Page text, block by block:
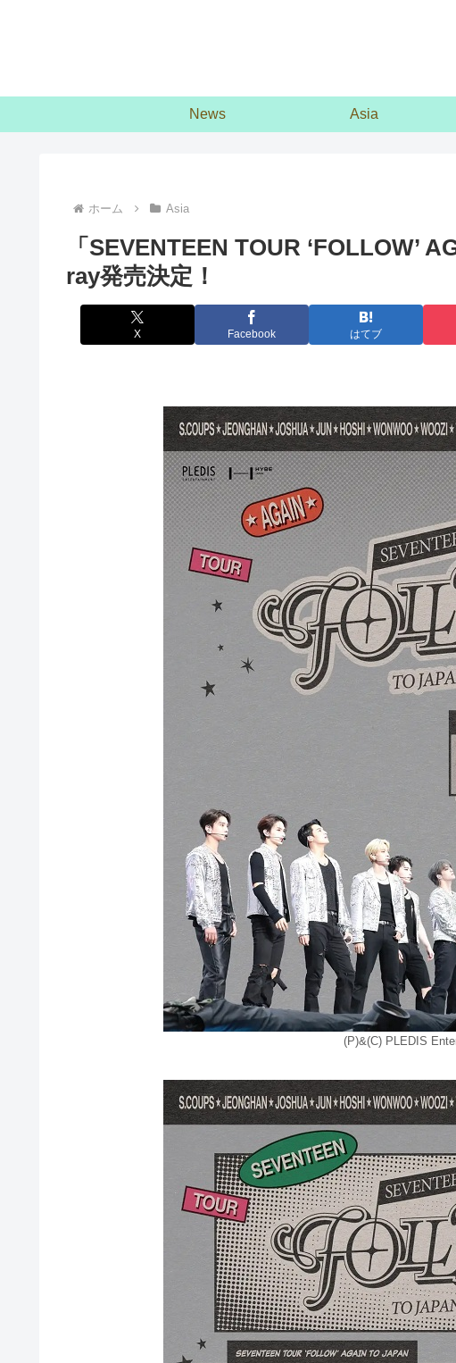
News Asia
ホーム Asia
「SEVENTEEN TOUR ‘FOLLOW’
ray発売決定！
X Facebook はてブ
(P)&(C) PLEDIS